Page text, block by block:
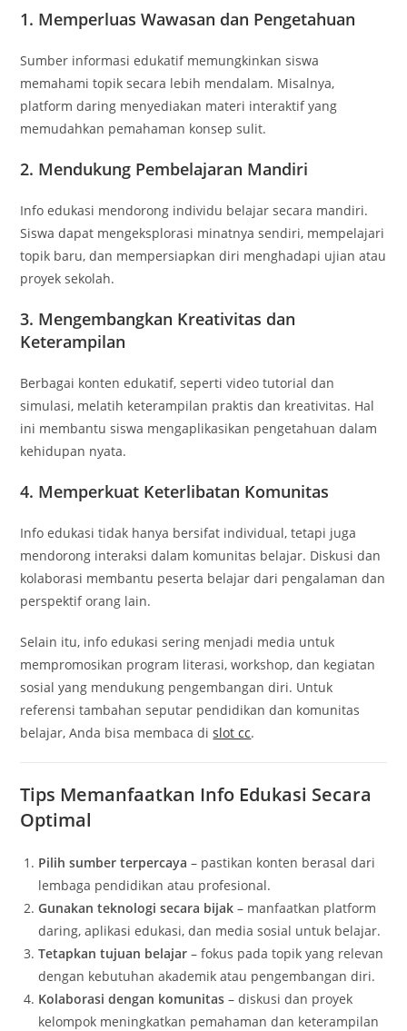
1. Memperluas Wawasan dan Pengetahuan
Sumber informasi edukatif memungkinkan siswa
memahami topik secara lebih mendalam. Misalnya,
platform daring menyediakan materi interaktif yang
memudahkan pemahaman konsep sulit.
2. Mendukung Pembelajaran Mandiri
Info edukasi mendorong individu belajar secara mandiri.
Siswa dapat mengeksplorasi minatnya sendiri, mempelajari
topik baru, dan mempersiapkan diri menghadapi ujian atau
proyek sekolah.
3. Mengembangkan Kreativitas dan
Keterampilan
Berbagai konten edukatif, seperti video tutorial dan
simulasi, melatih keterampilan praktis dan kreativitas. Hal
ini membantu siswa mengaplikasikan pengetahuan dalam
kehidupan nyata.
4. Memperkuat Keterlibatan Komunitas
Info edukasi tidak hanya bersifat individual, tetapi juga
mendorong interaksi dalam komunitas belajar. Diskusi dan
kolaborasi membantu peserta belajar dari pengalaman dan
perspektif orang lain.
Selain itu, info edukasi sering menjadi media untuk
mempromosikan program literasi, workshop, dan kegiatan
sosial yang mendukung pengembangan diri. Untuk
referensi tambahan seputar pendidikan dan komunitas
belajar, Anda bisa membaca dislot cc.
Tips Memanfaatkan Info Edukasi Secara
Optimal
Pilih sumber terpercaya – pastikan konten berasal dari
lembaga pendidikan atau profesional.
Gunakan teknologi secara bijak – manfaatkan platform
daring, aplikasi edukasi, dan media sosial untuk belajar.
Tetapkan tujuan belajar – fokus pada topik yang relevan
dengan kebutuhan akademik atau pengembangan diri.
Kolaborasi dengan komunitas – diskusi dan proyek
kelompok meningkatkan pemahaman dan keterampilan